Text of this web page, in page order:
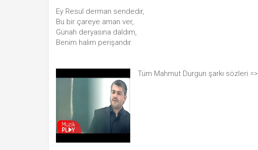
Ey Resul derman sendedir,
Bu bir çareye aman ver,
Günah deryasına daldım,
Benim halim perişandır.
Tüm Mahmut Durgun şarkı sözleri =>